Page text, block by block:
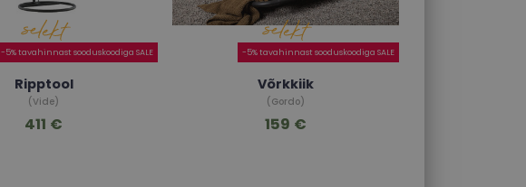
-5% tavahinnast sooduskoodiga SALE
Ripptool
(Vide)
411 €
-5% tavahinnast sooduskoodiga SALE
Võrkkiik
(Gordo)
159 €